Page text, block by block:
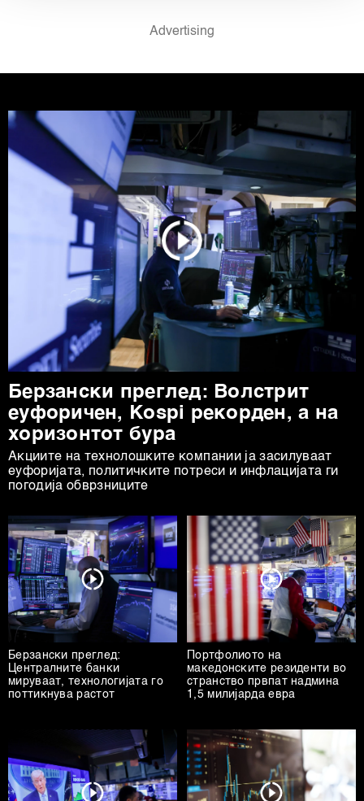
обработуваме како и за вашите права прочитајте во
други слични технологии воПолитиката на
повторно да ги ажурирате со клик на „Прикажи ги
деталите“. Согласноста можете во кој било момент да
ја повлечете без негативни последици.
Берзански преглед: Волстрит
еуфоричен, Коspi рекорден, а на
хоризонтот бура
Акциите на технолошките компании ја засилуваат
еуфоријата, политичките потреси и инфлацијата ги
погодија обврзниците
Берзански преглед:
Централните банки
мируваат, технологијата го
поттикнува растот
Портфолиото на
македонските резиденти во
странство првпат надмина
1,5 милијарда евра